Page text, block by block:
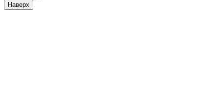
Наверх